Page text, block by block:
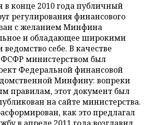
в конце 2010 года публичный
регулирования финансового
с желанием Минфина
и обладающее широкими
себе. В качестве
министерством был
Федеральной финансовой
Минфину: вопреки
правилам, этот документ был
на сайте министерства.
как это предлагал